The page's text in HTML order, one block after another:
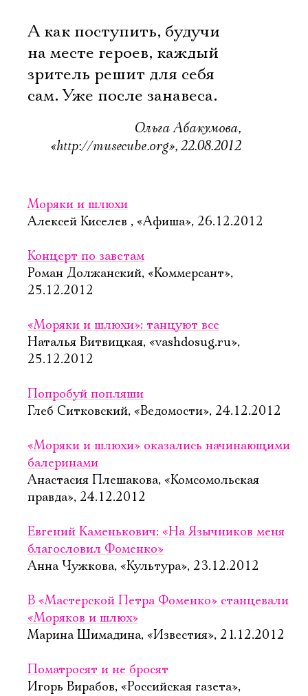
А как поступить, будучи
на месте героев, каждый
зритель решит для себя
сам. Уже после занавеса.
Ольга Абакумова,
«http://musecube.org», 22.08.2012
Моряки и шлюхи
Алексей Киселев , «Афиша», 26.12.2012
Концерт по заветам
Роман Должанский, «Коммерсант»,
25.12.2012
«Моряки и шлюхи»: танцуют все
Наталья Витвицкая, «vashdosug.ru»,
25.12.2012
Попробуй попляши
Глеб Ситковский, «Ведомости», 24.12.2012
«Моряки и шлюхи» оказались начинающими
балеринами
Анастасия Плешакова, «Комсомольская
правда», 24.12.2012
Евгений Каменькович: «На Язычников меня
благословил Фоменко»
Анна Чужкова, «Культура», 23.12.2012
В «Мастерской Петра Фоменко» станцевали
«Моряков и шлюх»
Марина Шимадина, «Известия», 21.12.2012
Поматросят и не бросят
Игорь Вирабов, «Российская газета»,